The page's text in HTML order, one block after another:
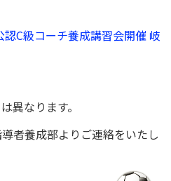
認C級コーチ養成講習会開催 岐
異なります。
者養成部よりご連絡をいたし